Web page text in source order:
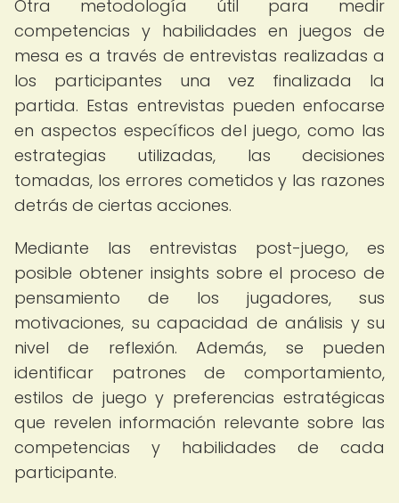
Otra metodología útil para medir
competencias y habilidades en juegos de
mesa es a través de entrevistas realizadas a
los participantes una vez finalizada la
partida. Estas entrevistas pueden enfocarse
en aspectos específicos del juego, como las
estrategias utilizadas, las decisiones
tomadas, los errores cometidos y las razones
detrás de ciertas acciones.
Mediante las entrevistas post-juego, es
posible obtener insights sobre el proceso de
pensamiento de los jugadores, sus
motivaciones, su capacidad de análisis y su
nivel de reflexión. Además, se pueden
identificar patrones de comportamiento,
estilos de juego y preferencias estratégicas
que revelen información relevante sobre las
competencias y habilidades de cada
participante.